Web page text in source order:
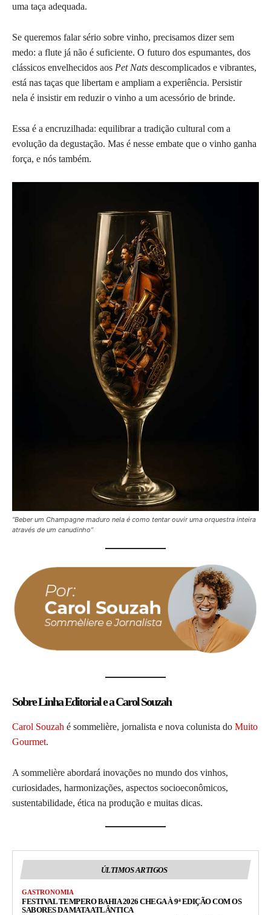
uma taça adequada.
Se queremos falar sério sobre vinho, precisamos dizer sem
medo: a flute já não é suficiente. O futuro dos espumantes, dos
clássicos envelhecidos aos Pet Nats descomplicados e vibrantes,
está nas taças que libertam e ampliam a experiência. Persistir
nela é insistir em reduzir o vinho a um acessório de brinde.
Essa é a encruzilhada: equilibrar a tradição cultural com a
evolução da degustação. Mas é nesse embate que o vinho ganha
força, e nós também.
“Beber um Champagne maduro nela é como tentar ouvir uma orquestra inteira
através de um canudinho”
Sobre Linha Editorial e a Carol Souzah
Carol Souzah é sommelière, jornalista e nova colunista do Muito
Gourmet.
A sommelière abordará inovações no mundo dos vinhos,
curiosidades, harmonizações, aspectos socioeconômicos,
sustentabilidade, ética na produção e muitas dicas.
ÚLTIMOS ARTIGOS
GASTRONOMIA
FESTIVAL TEMPERO BAHIA 2026 CHEGA À 9ª EDIÇÃO COM OS
SABORES DA MATA ATLÂNTICA